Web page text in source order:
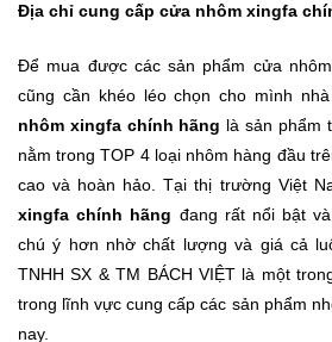
Địa chỉ cung cấp cửa nhôm xingfa
Để mua được các sản phẩm cửa
cũng cần khéo léo chọn cho mình
nhôm xingfa chính hãng là sản phẩm
nằm trong TOP 4 loại nhôm hàng đầu
cao và hoàn hảo. Tại thị trường Việt
xingfa chính hãng đang rất nổi bật
chú ý hơn nhờ chất lượng và giá cả
TNHH SX & TM BÁCH VIỆT là một
trong lĩnh vực cung cấp các sản phẩm
nay.